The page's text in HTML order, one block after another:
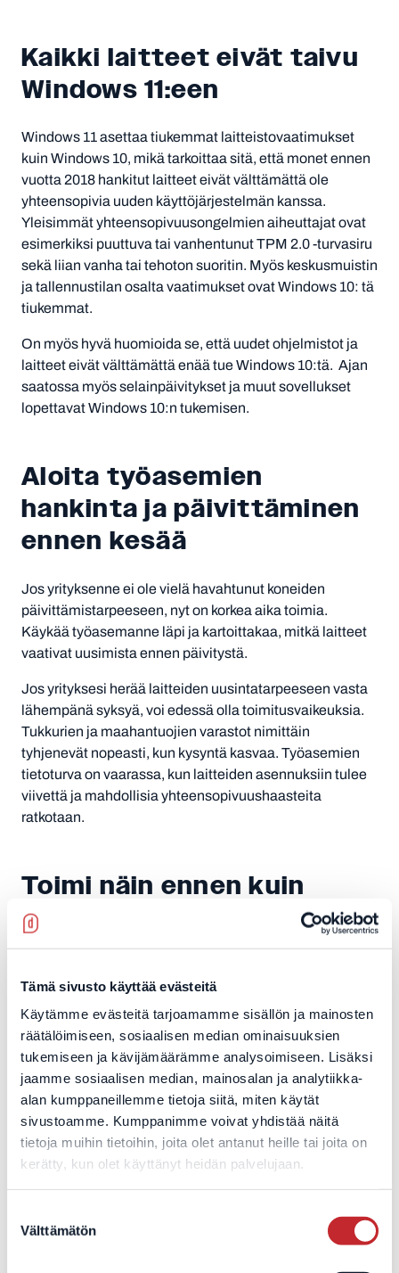
Tämä sivusto käyttää evästeitä
Käytämme evästeitä tarjoamamme sisällön ja mainosten
räätälöimiseen, sosiaalisen median ominaisuuksien
tukemiseen ja kävijämäärämme analysoimiseen. Lisäksi
jaamme sosiaalisen median, mainosalan ja analytiikka-
alan kumppaneillemme tietoja siitä, miten käytät
sivustoamme. Kumppanimme voivat yhdistää näitä
tietoja muihin tietoihin, joita olet antanut heille tai joita on
kerätty, kun olet käyttänyt heidän palvelujaan.
valinta
Välttämätön
Kaikki laitteet eivät taivu
Windows 11:een
Windows 11 asettaa tiukemmat laitteistovaatimukset
kuin Windows 10, mikä tarkoittaa sitä, että monet ennen
vuotta 2018 hankitut laitteet eivät välttämättä ole
yhteensopivia uuden käyttöjärjestelmän kanssa.
Yleisimmät yhteensopivuusongelmien aiheuttajat ovat
esimerkiksi puuttuva tai vanhentunut TPM 2.0 -turvasiru
sekä liian vanha tai tehoton suoritin. Myös keskusmuistin
ja tallennustilan osalta vaatimukset ovat Windows 10: tä
tiukemmat.
On myös hyvä huomioida se, että uudet ohjelmistot ja
laitteet eivät välttämättä enää tue Windows 10:tä. Ajan
saatossa myös selainpäivitykset ja muut sovellukset
lopettavat Windows 10:n tukemisen.
Aloita työasemien
hankinta ja päivittäminen
ennen kesää
Jos yrityksenne ei ole vielä havahtunut koneiden
päivittämistarpeeseen, nyt on korkea aika toimia.
Käykää työasemanne läpi ja kartoittakaa, mitkä laitteet
vaativat uusimista ennen päivitystä.
Jos yrityksesi herää laitteiden uusintatarpeeseen vasta
lähempänä syksyä, voi edessä olla toimitusvaikeuksia.
Tukkurien ja maahantuojien varastot nimittäin
tyhjenevät nopeasti, kun kysyntä kasvaa. Työasemien
tietoturva on vaarassa, kun laitteiden asennuksiin tulee
viivettä ja mahdollisia yhteensopivuushaasteita
ratkotaan.
Toimi näin ennen kuin
Windows 10 -tuki loppuu:
mahdollisimman pian, jos ne täyttävät
käyttöjärjestelmän edellyttämät vaatimukset.
Ruuhkaiseen syksyyn ei kannata odottaa.
Vaihda laitteet, jotka eivät tue Windows 11:tä,
jotta tietoturvanne ei pääse vaarantumaan.
Jos tarvitsette lisäaikaa siirtymiseen, ostakaa
Extended Security Updates (ESU) -ohjelma
Windows 10:lle, jolla turvaatte tietoturvapäivitykset
myös jatkossa.
siirtymisessä ja laitteiden uudistamisessa? Me
autamme laiteympäristön kartoittamisessa, uusien